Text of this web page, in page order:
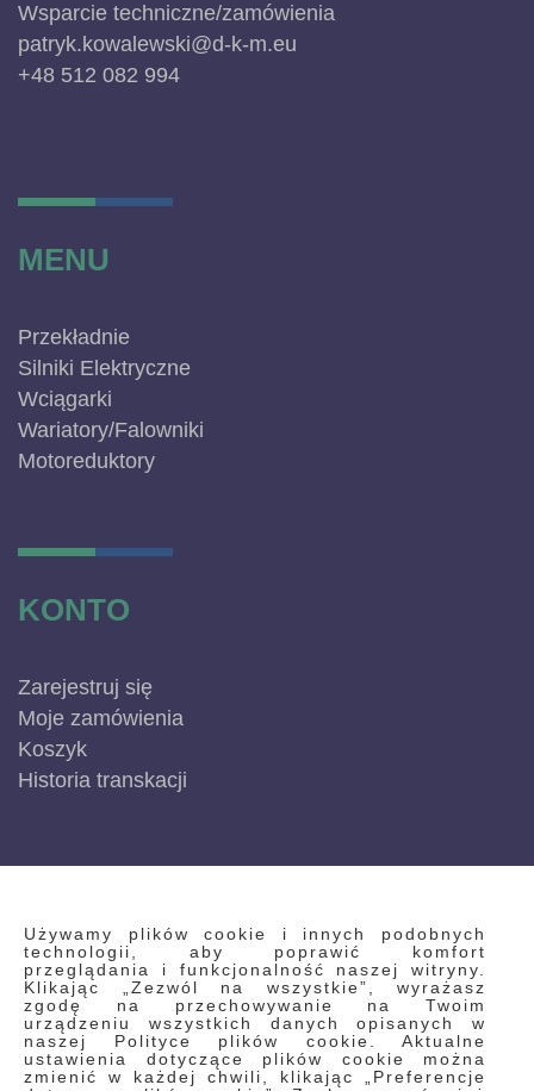
Używamy plików cookie i innych podobnych
technologii, aby poprawić komfort
przeglądania i funkcjonalność naszej witryny.
Klikając „Zezwól na wszystkie”, wyrażasz
zgodę na przechowywanie na Twoim
urządzeniu wszystkich danych opisanych w
naszej Polityce plików cookie. Aktualne
ustawienia dotyczące plików cookie można
zmienić w każdej chwili, klikając „Preferencje
Wsparcie techniczne/zamówienia
patryk.kowalewski@d-k-m.eu
+48 512 082 994
MENU
Przekładnie
Silniki Elektryczne
Wciągarki
Wariatory/Falowniki
Motoreduktory
KONTO
Zarejestruj się
Moje zamówienia
Koszyk
Historia transkacji
INFORMACJE
Regulamin
Polityka prywatności i pliki cookie
Wyszukiwane frazy